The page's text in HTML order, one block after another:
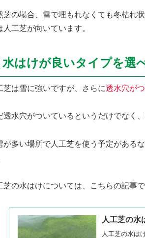
芝の場合、雪で埋もれなくても冬枯れ
人工芝が向いています。
水はけが良いタイプを選
芝は雪に強いですが、さらに透水穴が
透水穴がついているというだけでなく
が多い場所で人工芝を使う予定がある
芝の水はけについては、こちらの記事
人工芝の水
人工芝の水は